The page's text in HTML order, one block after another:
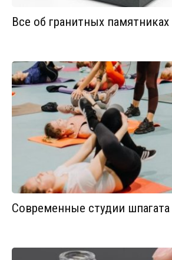
Все об гранитных памятниках
Современные студии